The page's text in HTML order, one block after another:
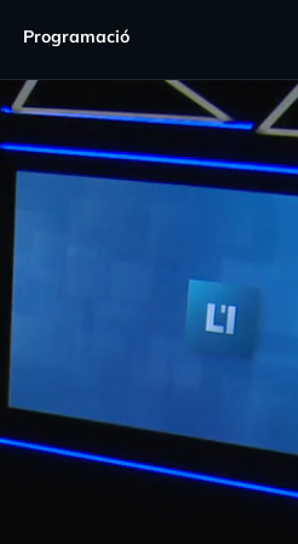
Programació